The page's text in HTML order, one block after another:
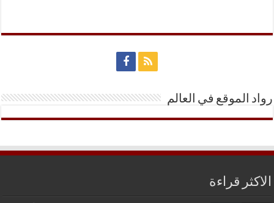
رواد الموقع في العالم
الاكثر قراءة